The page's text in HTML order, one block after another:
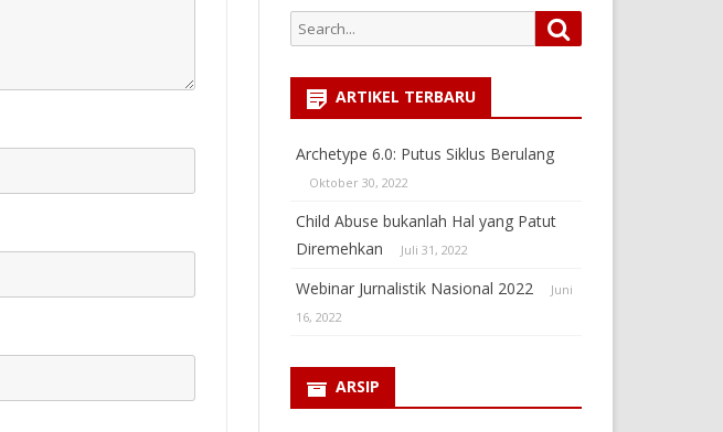
Search
for:
ARTIKEL TERBARU
Archetype 6.0: Putus Siklus Berulang
Oktober 30, 2022
Child Abuse bukanlah Hal yang Patut
Diremehkan
Juli 31, 2022
Webinar Jurnalistik Nasional 2022
Juni
16, 2022
ARSIP